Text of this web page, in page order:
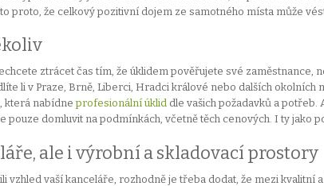
proto, že celkový pozitivní dojem ze samotného místa může
ztrácet čas tím, že úklidem pověřujete své zaměstnance,
li v Praze, Brně, Liberci, Hradci králové nebo dalších okolních
která nabídneprofesionální úklid dle vašich požadavků a potřeb.
pouze domluvit na podmínkách, včetně těch cenových. I ty jako
ale i výrobní a skladovací prostory
vzhled vaší kanceláře, rozhodně je třeba dodat, že mezi kvalitní